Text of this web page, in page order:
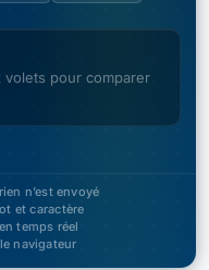
volets pour comparer
n’est envoyé
et caractère
temps réel
navigateur